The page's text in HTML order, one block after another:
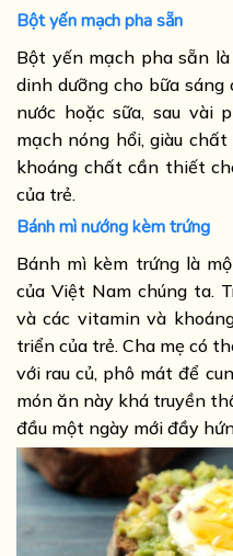
Bột yến mạch pha sẵn
Bột yến mạch pha sẵn
dinh dưỡng cho bữa
nước hoặc sữa, sau vài
mạch nóng hổi, giàu
khoáng chất cần thiết
của trẻ.
Bánh mì nướng kèm trứng
Bánh mì kèm trứng là
của Việt Nam chúng ta.
và các vitamin và
triển của trẻ. Cha mẹ có
với rau củ, phô mát để
món ăn này khá truyền
đầu một ngày mới đầy